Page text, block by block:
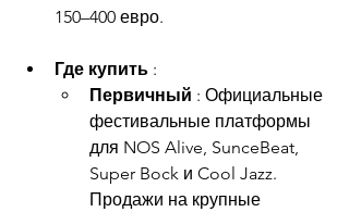
150–400 евро.
Где купить :
Первичный : Официальные
фестивальные платформы
для NOS Alive, SunceBeat,
Super Bock и Cool Jazz.
Продажи на крупные